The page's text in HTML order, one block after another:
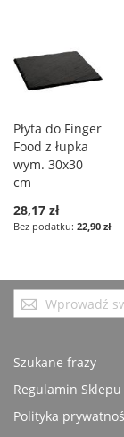
Płyta do Finger
Food z łupka
wym. 30x30
cm
28,17 zł
22,90 zł
Subskrybuj
nasz
Szukane frazy
Regulamin Sklepu
Polityka